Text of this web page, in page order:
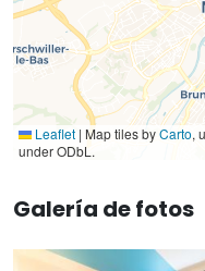
Leaflet | Map tiles byCarto,
under ODbL.
Galería de fotos